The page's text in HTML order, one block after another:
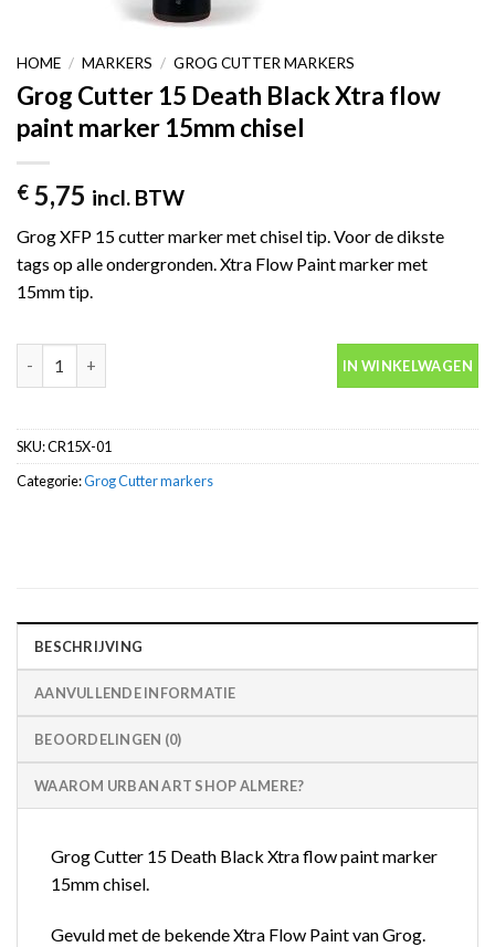
HOME / MARKERS / GROG CUTTER MARKERS
Grog Cutter 15 Death Black Xtra flow
paint marker 15mm chisel
€ 5,75 incl. BTW
Grog XFP 15 cutter marker met chisel tip. Voor de dikste
tags op alle ondergronden. Xtra Flow Paint marker met
15mm tip.
IN WINKELWAGEN
SKU:CR15X-01
Categorie:Grog Cutter markers
BESCHRIJVING
AANVULLENDE INFORMATIE
BEOORDELINGEN (0)
WAAROM URBAN ART SHOP ALMERE?
Grog Cutter 15 Death Black Xtra flow paint marker
15mm chisel.
Gevuld met de bekende Xtra Flow Paint van Grog.